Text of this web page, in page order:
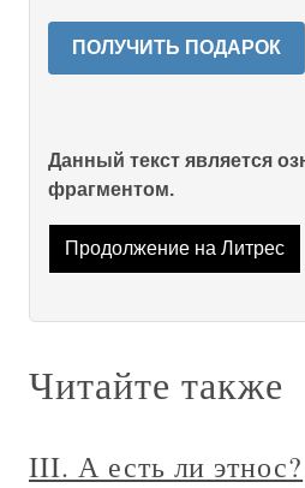
ПОЛУЧИТЬ ПОДАРОК
Данный текст является
фрагментом.
Продолжение на Литрес
Читайте также
III. А есть ли этнос?